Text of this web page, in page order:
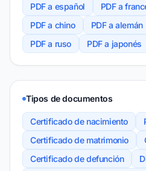
PDF a español PDF a
PDF a chino
PDF a alemán
PDF a ruso
PDF a japonés
Tipos de documentos
Certificado de nacimiento
Certificado de matrimonio
Certificado de defunción